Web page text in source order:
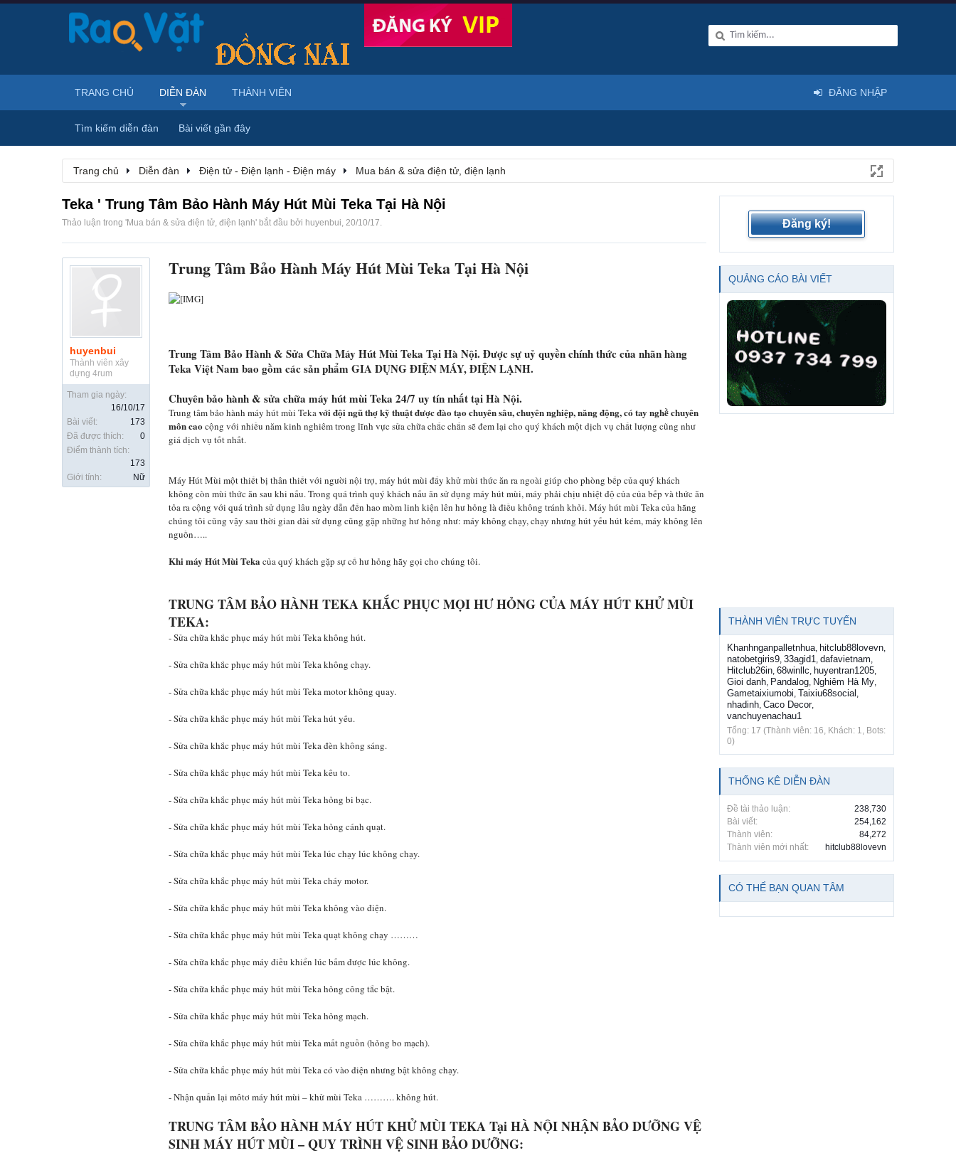
Trang chủ Diễn đàn Điện tử - Điện lạnh - Điện máy Mua bán & sửa điện tử, điện lạnh
Teka ' Trung Tâm Bảo Hành Máy Hút Mùi Teka Tại Hà Nội
Thảo luận trong 'Mua bán & sửa điện tử, điện lạnh' bắt đầu bởi huyenbui, 20/10/17.
huyenbui
Thành viên xây
dựng 4rum
Tham gia ngày:
16/10/17
Bài viết:
173
Đã được thích:
0
Điểm thành tích:
173
Giới tính:
Nữ
Trung Tâm Bảo Hành Máy Hút Mùi Teka Tại Hà Nội
Trung Tâm Bảo Hành & Sửa Chữa Máy Hút Mùi Teka Tại Hà Nội. Được sự uỷ quyền chính thức của nhãn hàng
Teka Việt Nam bao gồm các sản phẩm GIA DỤNG ĐIỆN MÁY, ĐIỆN LẠNH.
Chuyên bảo hành & sửa chữa máy hút mùi Teka 24/7 uy tín nhất tại Hà Nội.
Trung tâm bảo hành máy hút mùi Tekavới đội ngũ thợ kỹ thuật được đào tạo chuyên sâu, chuyên nghiệp, năng động, có tay nghề chuyên
môn cao cộng với nhiều năm kinh nghiêm trong lĩnh vực sửa chữa chắc chắn sẽ đem lại cho quý khách một dịch vụ chất lượng cũng như
giá dịch vụ tốt nhất.
Máy Hút Mùi một thiết bị thân thiết với người nội trợ, máy hút mùi đẩy khử mùi thức ăn ra ngoài giúp cho phòng bếp của quý khách
không còn mùi thức ăn sau khi nấu. Trong quá trình quý khách nấu ăn sử dụng máy hút mùi, máy phải chịu nhiệt độ của của bếp và thức ăn
tỏa ra cộng với quá trình sử dụng lâu ngày dẫn đến hao mòm linh kiện lên hư hỏng là điều không tránh khỏi. Máy hút mùi Teka của hãng
chúng tôi cũng vậy sau thời gian dài sử dụng cũng gặp những hư hỏng như: máy không chạy, chạy nhưng hút yếu hút kém, máy không lên
nguồn…..
Khi máy Hút Mùi Teka của quý khách gặp sự cố hư hỏng hãy gọi cho chúng tôi.
TRUNG TÂM BẢO HÀNH TEKA KHẮC PHỤC MỌI HƯ HỎNG CỦA MÁY HÚT KHỬ MÙI
TEKA:
- Sửa chữa khắc phục máy hút mùi Teka không hút.
- Sửa chữa khắc phục máy hút mùi Teka không chạy.
- Sửa chữa khắc phục máy hút mùi Teka motor không quay.
- Sửa chữa khắc phục máy hút mùi Teka hút yếu.
- Sửa chữa khắc phục máy hút mùi Teka đèn không sáng.
- Sửa chữa khắc phục máy hút mùi Teka kêu to.
- Sửa chữa khắc phục máy hút mùi Teka hỏng bi bạc.
- Sửa chữa khắc phục máy hút mùi Teka hỏng cánh quạt.
- Sửa chữa khắc phục máy hút mùi Teka lúc chạy lúc không chạy.
- Sửa chữa khắc phục máy hút mùi Teka cháy motor.
- Sửa chữa khắc phục máy hút mùi Teka không vào điện.
- Sửa chữa khắc phục máy hút mùi Teka quạt không chạy ………
- Sửa chữa khắc phục máy điều khiển lúc bấm được lúc không.
- Sửa chữa khắc phục máy hút mùi Teka hỏng công tắc bật.
- Sửa chữa khắc phục máy hút mùi Teka hỏng mạch.
- Sửa chữa khắc phục máy hút mùi Teka mất nguồn (hỏng bo mạch).
- Sửa chữa khắc phục máy hút mùi Teka có vào điện nhưng bật không chạy.
- Nhận quấn lại môtơ máy hút mùi – khử mùi Teka ………. không hút.
TRUNG TÂM BẢO HÀNH MÁY HÚT KHỬ MÙI TEKA Tại HÀ NỘI NHẬN BẢO DƯỠNG VỆ
SINH MÁY HÚT MÙI – QUY TRÌNH VỆ SINH BẢO DƯỠNG:
Đăng ký!
QUẢNG CÁO BÀI VIẾT
THÀNH VIÊN TRỰC TUYẾN
Khanhnganpalletnhua, hitclub88lovevn,
natobetgiris9, 33agid1, dafavietnam,
Hitclub26in, 68winllc, huyentran1205,
Gioi danh, Pandalog, Nghiêm Hà My,
Gametaixiumobi, Taixiu68social ,
nhadinh, Caco Decor,
vanchuyenachau1
Tổng: 17 (Thành viên: 16, Khách: 1, Bots:
0)
THỐNG KÊ DIỄN ĐÀN
Đề tài thảo luận:
238,730
Bài viết:
254,162
Thành viên:
84,272
Thành viên mới nhất:
hitclub88lovevn
CÓ THỂ BẠN QUAN TÂM
TRANG CHỦ DIỄN ĐÀN
Tìm kiếm diễn đàn Bài viết gần đây
THÀNH VIÊN ĐĂNG NHẬP